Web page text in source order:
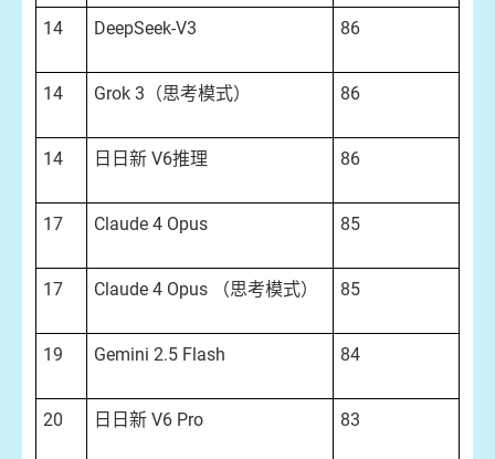
14 DeepSeek-V3 86
14 Grok 3（思考模式） 86
14 日日新 V6推理 86
17 Claude 4 Opus 85
17 Claude 4 Opus （思考模式） 85
19 Gemini 2.5 Flash 84
20 日日新 V6 Pro 83